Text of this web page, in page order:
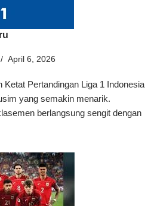
April 6, 2026
Ketat Pertandingan Liga 1 Indonesia
yang semakin menarik.
berlangsung sengit dengan